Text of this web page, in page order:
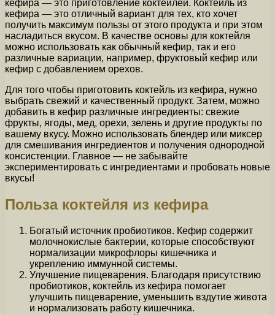
кефира — это приготовление коктейлей. Коктейль из
кефира — это отличный вариант для тех, кто хочет
получить максимум пользы от этого продукта и при этом
насладиться вкусом. В качестве основы для коктейля
можно использовать как обычный кефир, так и его
различные вариации, например, фруктовый кефир или
кефир с добавлением орехов.
Для того чтобы приготовить коктейль из кефира, нужно
выбрать свежий и качественный продукт. Затем, можно
добавить в кефир различные ингредиенты: свежие
фрукты, ягоды, мед, орехи, зелень и другие продукты по
вашему вкусу. Можно использовать блендер или миксер
для смешивания ингредиентов и получения однородной
консистенции. Главное — не забывайте
экспериментировать с ингредиентами и пробовать новые
вкусы!
Польза коктейля из кефира
Богатый источник пробиотиков. Кефир содержит
молочнокислые бактерии, которые способствуют
нормализации микрофлоры кишечника и
укреплению иммунной системы.
Улучшение пищеварения. Благодаря присутствию
пробиотиков, коктейль из кефира помогает
улучшить пищеварение, уменьшить вздутие живота
и нормализовать работу кишечника.